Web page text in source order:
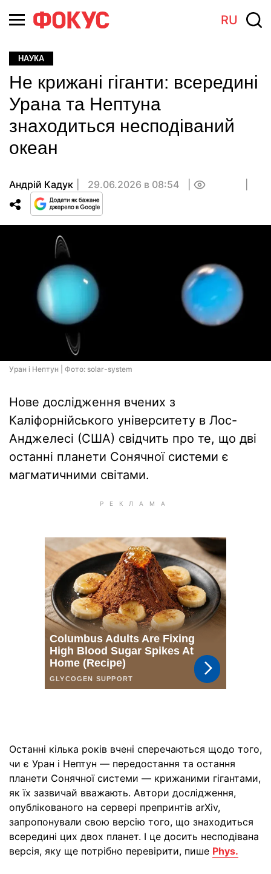
RU
НАУКА
Не крижані гіганти: всередині
Урана та Нептуна
знаходиться несподіваний
океан
Андрій Кадук 29.06.2026 в 08:54
Уран і Нептун | Фото: solar-system
Нове дослідження вчених з
Каліфорнійського університету в Лос-
Анджелесі (США) свідчить про те, що дві
останні планети Сонячної системи є
магматичними світами.
Останні кілька років вчені сперечаються щодо того,
чи є Уран і Нептун — передостання та остання
планети Сонячної системи — крижаними гігантами,
як їх зазвичай вважають. Автори дослідження,
опублікованого на сервері препринтів arXiv,
запропонували свою версію того, що знаходиться
всередині цих двох планет. І це досить несподівана
версія, яку ще потрібно перевірити, пише Phys.